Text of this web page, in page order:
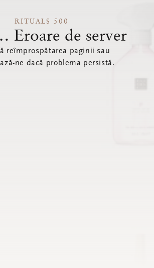
RITUALS 500
Eroare de server
reîmprospătarea paginii sau
ne dacă problema persistă.